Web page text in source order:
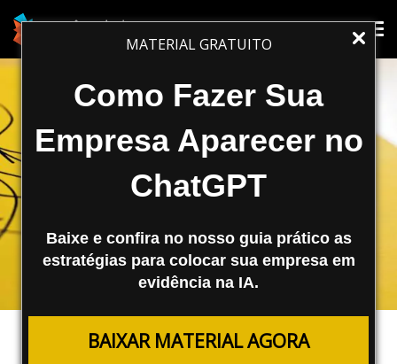
MATERIAL GRATUITO
Como Fazer Sua
Empresa Aparecer no
ChatGPT
Baixe e confira no nosso guia prático as
estratégias para colocar sua empresa em
evidência na IA.
BAIXAR MATERIAL AGORA
Mapas Mentais: Organização Visual